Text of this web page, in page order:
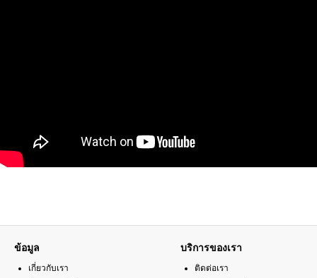
ข้อมูล
เกี่ยวกับเรา
บริการของเรา
ติดต่อเรา